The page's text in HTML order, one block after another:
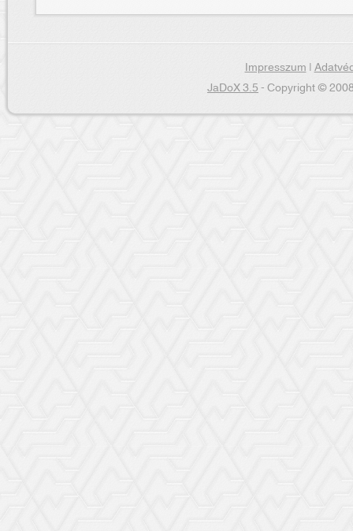
Impresszum|
JaDoX 3.5- Copyright ©